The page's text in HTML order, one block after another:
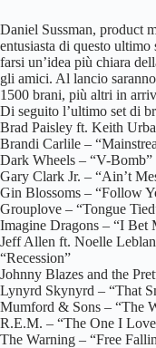
Daniel Sussman, product
entusiasta di questo ultimo
farsi un’idea più chiara
gli amici. Al lancio
1500 brani, più altri in
Di seguito l’ultimo set di
Brad Paisley ft. Keith
Brandi Carlile –
Dark Wheels – “V-Bomb”
Gary Clark Jr. – “Ain’t
Gin Blossoms – “Follow
Grouplove – “Tongue
Imagine Dragons – “I Bet
Jeff Allen ft. Noelle
“Recession”
Johnny Blazes and the
Lynyrd Skynyrd – “That
Mumford & Sons – “The
R.E.M. – “The One I
The Warning – “Free